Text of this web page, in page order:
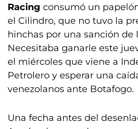
Racing consumó un
el Cilindro, que no tuvo la
hinchas por una sanción de
Necesitaba ganarle este
el miércoles que viene a
Petrolero y esperar una
venezolanos ante Botafogo.
Una fecha antes del